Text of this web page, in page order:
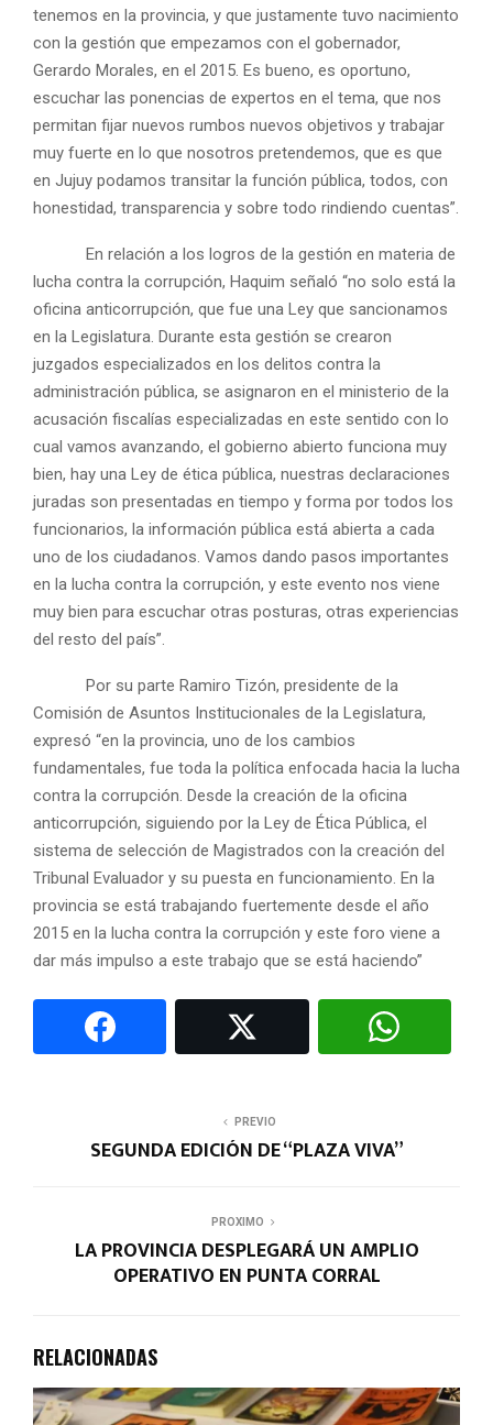
tenemos en la provincia, y que justamente tuvo nacimiento
con la gestión que empezamos con el gobernador,
Gerardo Morales, en el 2015. Es bueno, es oportuno,
escuchar las ponencias de expertos en el tema, que nos
permitan fijar nuevos rumbos nuevos objetivos y trabajar
muy fuerte en lo que nosotros pretendemos, que es que
en Jujuy podamos transitar la función pública, todos, con
honestidad, transparencia y sobre todo rindiendo cuentas”.
En relación a los logros de la gestión en materia de
lucha contra la corrupción, Haquim señaló “no solo está la
oficina anticorrupción, que fue una Ley que sancionamos
en la Legislatura. Durante esta gestión se crearon
juzgados especializados en los delitos contra la
administración pública, se asignaron en el ministerio de la
acusación fiscalías especializadas en este sentido con lo
cual vamos avanzando, el gobierno abierto funciona muy
bien, hay una Ley de ética pública, nuestras declaraciones
juradas son presentadas en tiempo y forma por todos los
funcionarios, la información pública está abierta a cada
uno de los ciudadanos. Vamos dando pasos importantes
en la lucha contra la corrupción, y este evento nos viene
muy bien para escuchar otras posturas, otras experiencias
del resto del país”.
Por su parte Ramiro Tizón, presidente de la
Comisión de Asuntos Institucionales de la Legislatura,
expresó “en la provincia, uno de los cambios
fundamentales, fue toda la política enfocada hacia la lucha
contra la corrupción. Desde la creación de la oficina
anticorrupción, siguiendo por la Ley de Ética Pública, el
sistema de selección de Magistrados con la creación del
Tribunal Evaluador y su puesta en funcionamiento. En la
provincia se está trabajando fuertemente desde el año
2015 en la lucha contra la corrupción y este foro viene a
dar más impulso a este trabajo que se está haciendo”
PREVIO
SEGUNDA EDICIÓN DE “PLAZA VIVA”
PROXIMO
LA PROVINCIA DESPLEGARÁ UN AMPLIO
OPERATIVO EN PUNTA CORRAL
RELACIONADAS